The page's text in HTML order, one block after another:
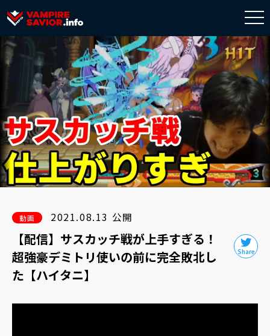
動画 2021.08.13 公開
【配信】サスカッチ戦が上手すぎる！
超強豪デミトリ使いの前に完全敗北し
た【ハイタニ】